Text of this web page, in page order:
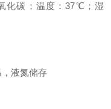
化碳；温度：37℃；湿
液氮储存